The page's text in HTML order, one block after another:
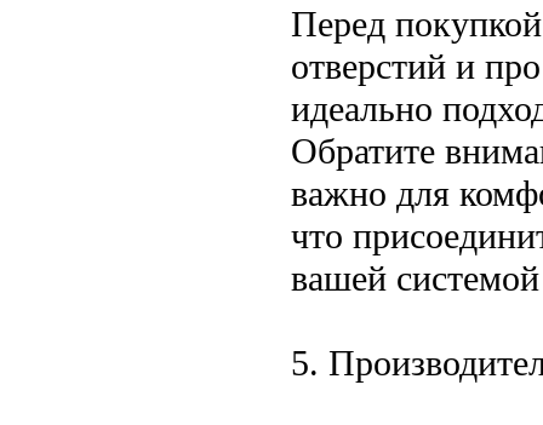
Перед
отверстий и
идеально
Обратите
важно для
что
вашей
5.